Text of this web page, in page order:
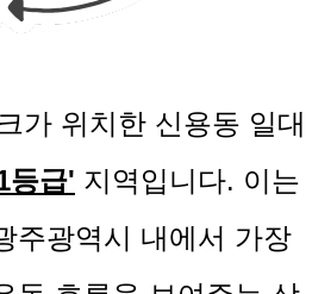
가 위치한 신용동 일대
등급' 지역입니다. 이는
주광역시 내에서 가장